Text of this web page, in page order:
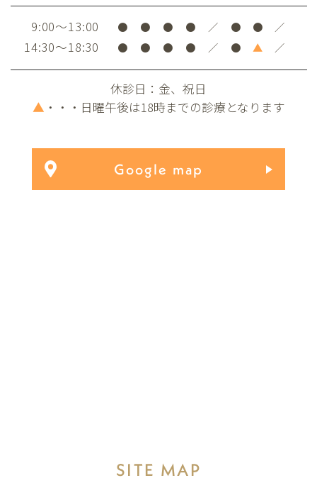
9:00～13:00 ● ● ● ● ／ ● ● ／
14:30～18:30 ● ● ● ● ／ ● ▲ ／
休診日：金、祝日
▲ ・・・日曜午後は18時までの診療となります
Google map
SITE MAP